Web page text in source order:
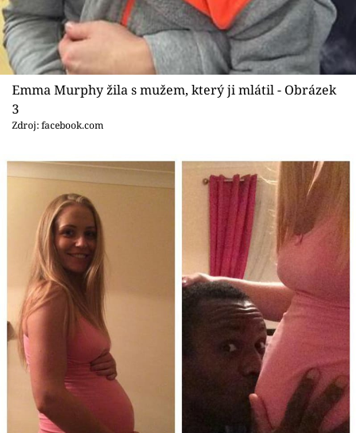
Emma Murphy žila s mužem, který ji mlátil - Obrázek
3
Zdroj: facebook.com